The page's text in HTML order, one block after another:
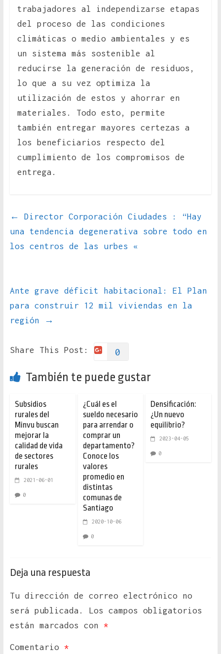
trabajadores al independizarse etapas
del proceso de las condiciones
climáticas o medio ambientales y es
un sistema más sostenible al
reducirse la generación de residuos,
lo que a su vez optimiza la
utilización de estos y ahorrar en
materiales. Todo esto, permite
también entregar mayores certezas a
los beneficiarios respecto del
cumplimiento de los compromisos de
entrega.
←
Director Corporación Ciudades : “Hay
una tendencia degenerativa sobre todo en
los centros de las urbes «
Ante grave déficit habitacional: El Plan
para construir 12 mil viviendas en la
región
→
Share This Post: 0
También te puede gustar
Subsidios
rurales del
Minvu buscan
mejorar la
calidad de vida
de sectores
rurales
2021-06-01
0
¿Cuál es el
sueldo necesario
para arrendar o
comprar un
departamento?
Conoce los
valores
promedio en
distintas
comunas de
Santiago
2020-10-06
0
Densificación:
¿Un nuevo
equilibrio?
2023-04-05
0
Deja una respuesta
Tu dirección de correo electrónico no
será publicada.
Los campos obligatorios
están marcados con *
Comentario *